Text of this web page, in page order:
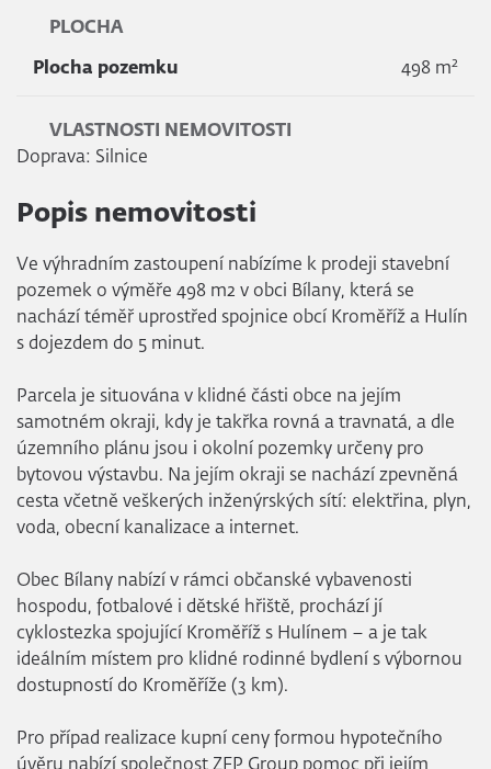
PLOCHA
Plocha pozemku 498 m2
VLASTNOSTI NEMOVITOSTI
Doprava: Silnice
Popis nemovitosti
Ve výhradním zastoupení nabízíme k prodeji stavební
pozemek o výměře 498 m2 v obci Bílany, která se
nachází téměř uprostřed spojnice obcí Kroměříž a Hulín
s dojezdem do 5 minut.
Parcela je situována v klidné části obce na jejím
samotném okraji, kdy je takřka rovná a travnatá, a dle
územního plánu jsou i okolní pozemky určeny pro
bytovou výstavbu. Na jejím okraji se nachází zpevněná
cesta včetně veškerých inženýrských sítí: elektřina, plyn,
voda, obecní kanalizace a internet.
Obec Bílany nabízí v rámci občanské vybavenosti
hospodu, fotbalové i dětské hřiště, prochází jí
cyklostezka spojující Kroměříž s Hulínem – a je tak
ideálním místem pro klidné rodinné bydlení s výbornou
dostupností do Kroměříže (3 km).
Pro případ realizace kupní ceny formou hypotečního